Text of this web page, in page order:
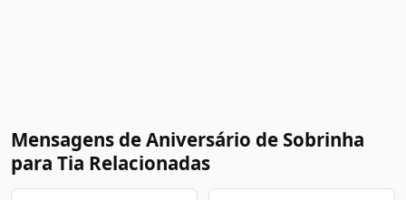
Mensagens de Aniversário de Sobrinha
para Tia Relacionadas